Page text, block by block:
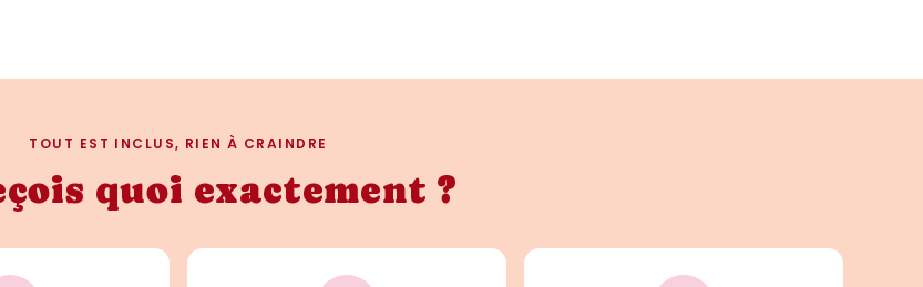
Elle peut ajouter une touche vintage et personnelle à
attire l'attention et suscite des conversations, tout en
Cadeau pour des occasions spéciales
TOUT EST INCLUS, RIEN À CRAINDRE
quoi exactement ?